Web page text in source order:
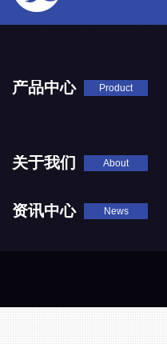
产品中心 Product
关于我们 About
资讯中心 News